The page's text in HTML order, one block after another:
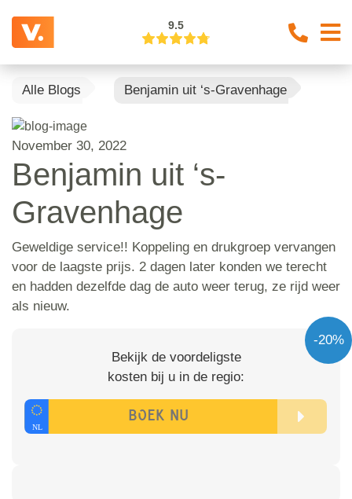
9.5
Alle Blogs Benjamin uit ‘s-Gravenhage
November 30, 2022
Benjamin uit ‘s-
Gravenhage
Geweldige service!! Koppeling en drukgroep vervangen
voor de laagste prijs. 2 dagen later konden we terecht
en hadden dezelfde dag de auto weer terug, ze rijd weer
als nieuw.
-20%
Bekijk de voordeligste
kosten bij u in de regio: